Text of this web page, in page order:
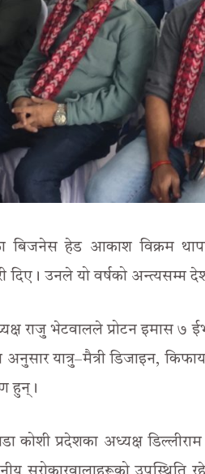
बिजनेस हेड आकाश विक्रम
दिए। उनले यो वर्षको अन्त्यसम्म
राजु भेटवालले प्रोटन
यात्रु–मैत्री डिजाइन,
हुन्।
कोशी प्रदेशका अध्यक्ष